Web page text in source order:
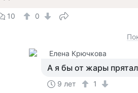
10 0
Елена Крючкова
А я бы от жары
9 лет 1